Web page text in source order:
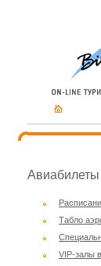
Авиабилеты
Табло
VIP-залы